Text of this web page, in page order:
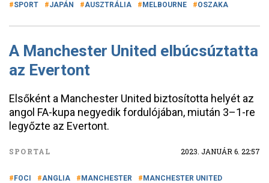
SPORT JAPÁN AUSZTRÁLIA MELBOURNE OSZAKA
A Manchester United elbúcsúztatta
az Evertont
Elsőként a Manchester United biztosította helyét az
angol FA-kupa negyedik fordulójában, miután 3–1-re
legyőzte az Evertont.
SPORTAL 2023. JANUÁR 6. 22:57
FOCI ANGLIA MANCHESTER
MANCHESTER UNITED